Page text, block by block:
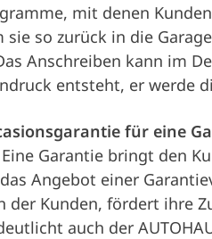
mit denen
so zurück in die
Anschreiben kann im
entsteht, er werde
für eine
Garantie bringt den
Angebot einer
der Kunden, fördert ihre
auch der